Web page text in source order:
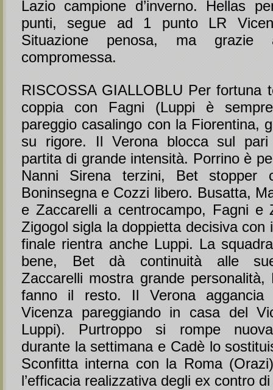
Lazio campione d’inverno. Hellas
punti, segue ad 1 punto LR
Situazione penosa, ma
compromessa.
RISCOSSA GIALLOBLU Per fortuna
coppia con Fagni (Luppi è
pareggio casalingo con la Fiorentina,
su rigore. Il Verona blocca sul pari
partita di grande intensità. Porrino è
Nanni Sirena terzini, Bet stopper
Boninsegna e Cozzi libero. Busatta,
e Zaccarelli a centrocampo, Fagni e
Zigogol sigla la doppietta decisiva con
finale rientra anche Luppi. La
bene, Bet dà continuità alle
Zaccarelli mostra grande personalità,
fanno il resto. Il Verona
Vicenza pareggiando in casa del
Luppi). Purtroppo si rompe
durante la settimana e Cadè lo
Sconfitta interna con la Roma
l’efficacia realizzativa degli ex contro